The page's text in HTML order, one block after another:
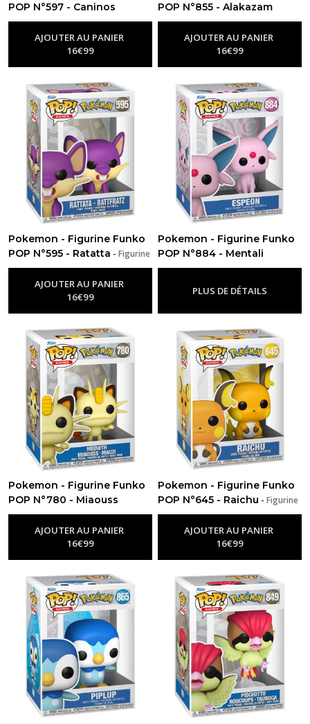
POP N°597 - Caninos
-Figurine Funko Pop Pokemon
AJOUTER AU PANIER
16€99
POP N°855 - Alakazam
-Figurine Funko Pop Pokemon
AJOUTER AU PANIER
16€99
Pokemon - Figurine Funko
POP N°595 - Ratatta - Figurine
Funko Pop Pokemon
AJOUTER AU PANIER
16€99
Pokemon - Figurine Funko
POP N°884 - Mentali
-Figurine Funko Pop Pokemon
PLUS DE DÉTAILS
Pokemon - Figurine Funko
POP N°780 - Miaouss
-Figurine Funko Pop Pokemon
AJOUTER AU PANIER
16€99
Pokemon - Figurine Funko
POP N°645 - Raichu -Figurine
Funko Pop Pokemon
AJOUTER AU PANIER
16€99